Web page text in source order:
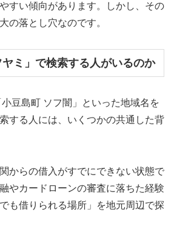
すい傾向があります。しかし、その
の落とし穴なのです。
ミ」で検索する人がいるのか
小豆島町 ソフ闇」といった地域名を
する人には、いくつかの共通した背
からの借入がすでにできない状態で
やカードローンの審査に落ちた経験
も借りられる場所」を地元周辺で探